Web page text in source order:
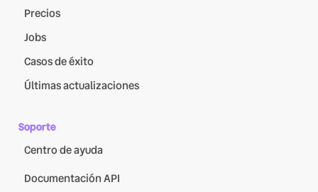
Precios
Jobs
Casos de éxito
Últimas actualizaciones
Soporte
Centro de ayuda
Documentación API